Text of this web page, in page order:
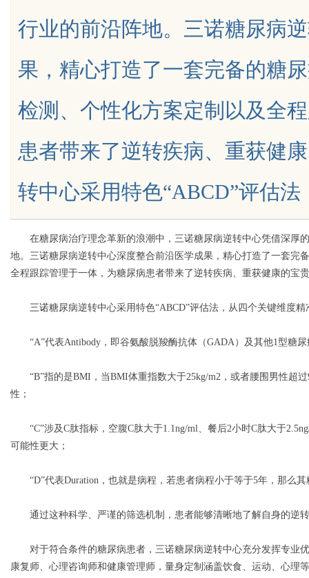
uz
ar
行业的前沿阵地。三诺糖尿病
果，精心打造了一套完备的糖
检测、个性化方案定制以及全
患者带来了逆转疾病、重获健
转中心采用特色“ABCD”评估
在糖尿病治疗理念革新的浪潮中，三诺糖尿病逆转中心凭借深厚
地。三诺糖尿病逆转中心深度整合前沿医学成果，精心打造了一套完
全程跟踪管理于一体，为糖尿病患者带来了逆转疾病、重获健康的宝
三诺糖尿病逆转中心采用特色“ABCD”评估法，从四个关键维度
“A”代表Antibody，即谷氨酸脱羧酶抗体（GADA）及其他1型糖尿
“B”指的是BMI，当BMI体重指数大于25kg/m2，或者腰围男性超过
性；
“C”涉及C肽指标，空腹C肽大于1.1ng/ml、餐后2小时C肽大于
可能性更大；
“D”代表Duration，也就是病程，若患者病程小于等于5年，那么其
通过这种科学、严谨的筛选机制，患者能够清晰地了解自身的逆
对于符合条件的糖尿病患者，三诺糖尿病逆转中心充分发挥专业
康复师、心理咨询师和健康管理师，量身定制涵盖饮食、运动、心理